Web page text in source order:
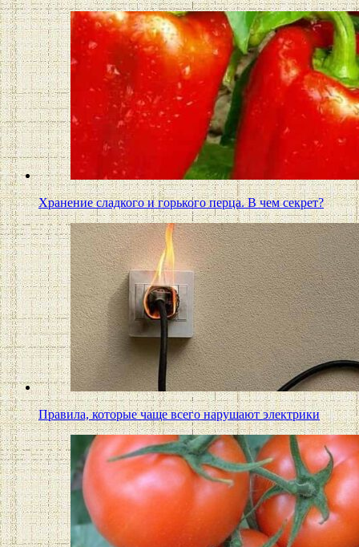
Хранение сладкого и горького перца. В чем секрет?
Правила, которые чаще всего нарушают электрики